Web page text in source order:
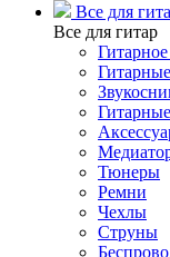
Все для
Все для гитар
Тюнеры
Ремни
Чехлы
Струны